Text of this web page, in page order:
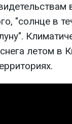
"солнце в
летом в